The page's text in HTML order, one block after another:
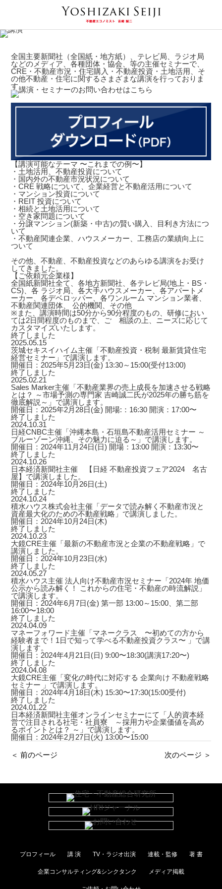
全国主要新聞社（全国紙・地方紙）、テレビ局、ラジオ局
などのメディア、各種団体・協会、等の主催セミナーで、
CRE・不動産市況・住宅購入・不動産投資・土地活用、そ
の他不動産・住宅に関するさまざまな講演を行っておりま
す。
【講演可能なテーマ 〜これまでの例〜】
・土地活用、不動産投資について
・国内外の不動産市況状況について
・CRE 戦略について、企業経営と不動産活用について
・マンション投資について
・REIT 投資について
・相続と土地活用について
・空き家問題について
・分譲マンション(新築・中古)の賢い購入、目利き方法につ
いて
・不動産関連企業、ハウスメーカー、工務店の業績向上に
ついて
その他、不動産、不動産投資などのあらゆる講演をお受け
してきました。
【ご依頼元企業様】
全国紙新聞社全て、各地方新聞社、各テレビ局(地上・BS・
CS)、各 ラジオ局、各大手ハウスメーカー、各アパートメ
ーカー、各デベロッパー、各ワンルーム マンション業者、
不動産関連団体、 公的機関、その他
※また、講演時間は50分から90分程度のもの、研修におい
ては2日間程度のものまで、ご゙相談の上、ニーズに応じて
カスタマイズいたします。
終了しました
2025.05.15
茨城セキスイハイム主催「不動産投資・税制 最新賃貸住宅
経営セミナー」で講演します。
開催日：2025年5月23日(金) 13:30～15:00(受付13:00)
終了しました
2025.02.21
Sales Marker主催「不動産業界の売上成長を加速させる戦略
とは？ ～市場予測の専門家 吉崎誠二氏が2025年の勝ち筋を
徹底解説～」で講演します。
開催日：2025年2月28日(金) 開場:：16:30 開演：17:00〜
終了しました
2024.10.31
日経CNBC主催「沖縄本島・石垣島不動産活用セミナー ～
ブルーゾーン沖縄、その魅力に迫る～」で講演します。
開催日：2024年11月24日(日) 開場：13:00 開演：13:30〜
終了しました
2024.10.26
日本経済新聞社主催 【日経 不動産投資フェア2024 名古
屋】で講演しました。
開催日：2024年10月26日(土)
終了しました
2024.10.24
積水ハウス株式会社主催「データで読み解く不動産市況と
資産最大化のための不動産戦略」で講演しました。
開催日：2024年10月24日(木)
終了しました
2024.10.23
大鏡CRE主催「最新の不動産市況と企業の不動産戦略」で
講演しました。
開催日：2024年10月23日(水)
終了しました
2024.05.27
積水ハウス主催 法人向け不動産市況セミナー「2024年 地価
公示から読み解く！ これからの住宅・不動産の時流解説」
で講演します。
開催日：2024年6月7日(金) 第一部 13:00～15:00、第二部
16:00〜18:00
終了しました
2024.04.09
マネーフォワード主催「マネークラス 〜初めての方から
経験者まで！1日で知って学べる不動産投資クラス〜 」で講
演します。
開催日：2024年4月21日(日) 9:00〜18:30(講演17:20〜)
終了しました
2024.04.08
大鏡CRE主催「変化の時代に対応する 企業向け 不動産戦略
セミナー 」で講演します。
開催日：2024年4月18日(木) 15:30〜17:30(15:00受付)
終了しました
2024.01.22
日本経済新聞社主催オンラインセミナーにて「人的資本経
営で注目される社宅・社員寮 ～採用力や企業価値を高め
るポイントとは？ ～」で講演します。
開催日：2024年2月27日(火) 13:00〜15:00
＜ 前のページ 次のページ ＞
プロフィール 講 演 TV・ラジオ出演 連載・監修 著 書
企業コンサルティング&シンクタンク メディア掲載